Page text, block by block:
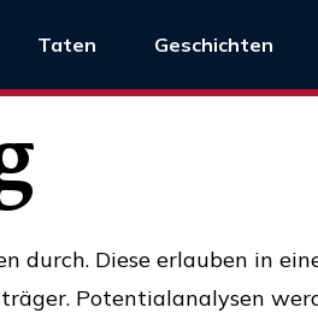
Taten Geschichten
Diese erlauben in
Potentialanalysen